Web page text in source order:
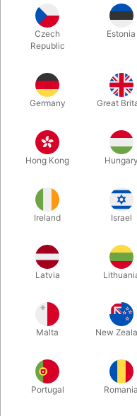
5148
PAPIRSPOSER MED
DKK 2,50
Vis varianter
Czech
Republic
Estonia
Germany Great
Hong Kong Hungary
Ireland Israel
Latvia
Malta New
Portugal Romania